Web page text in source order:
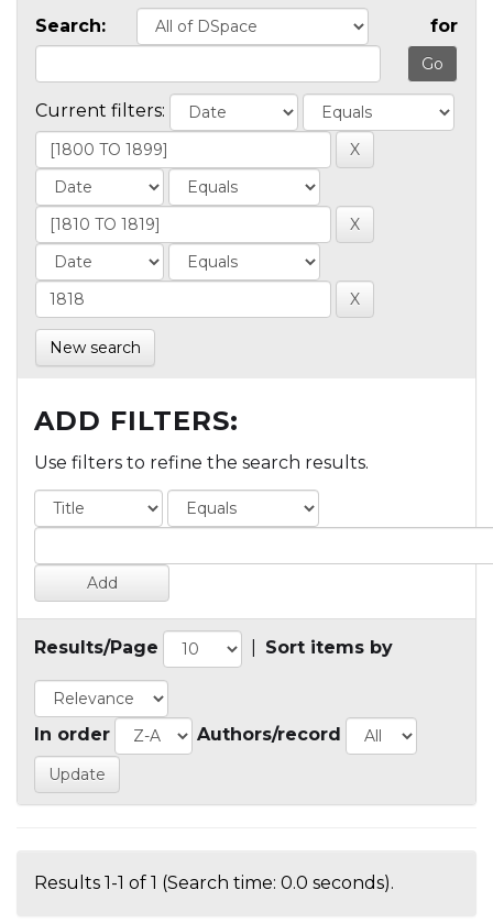
Search: for
Current filters:
New search
ADD FILTERS:
Use filters to refine the search results.
Results/Page Sort items by
In order Authors/record
Results 1-1 of 1 (Search time: 0.0 seconds).